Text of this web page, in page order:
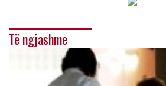
Të ngjashme